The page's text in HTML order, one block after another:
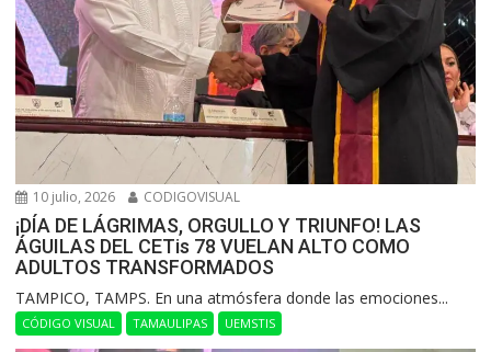
10 julio, 2026 CODIGOVISUAL
¡DÍA DE LÁGRIMAS, ORGULLO Y TRIUNFO! LAS
ÁGUILAS DEL CETis 78 VUELAN ALTO COMO
ADULTOS TRANSFORMADOS
​TAMPICO, TAMPS. En una atmósfera donde las emociones...
CÓDIGO VISUAL TAMAULIPAS UEMSTIS